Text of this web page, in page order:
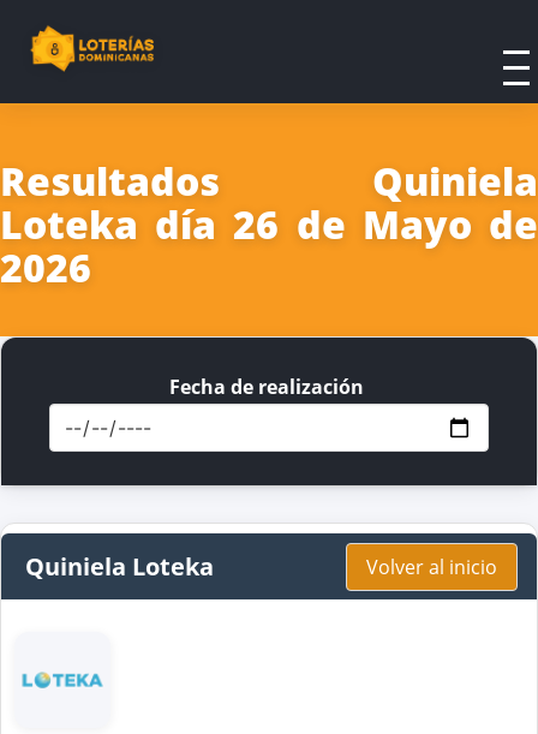
Resultados Quiniela
Loteka día 26 de Mayo de
2026
Fecha de realización
Quiniela Loteka Volver al inicio